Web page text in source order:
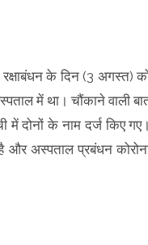
रक्षाबंधन के दिन (3 अगस्त)
में था। चौंकाने वाली
में दोनों के नाम दर्ज किए
और अस्पताल प्रबंधन